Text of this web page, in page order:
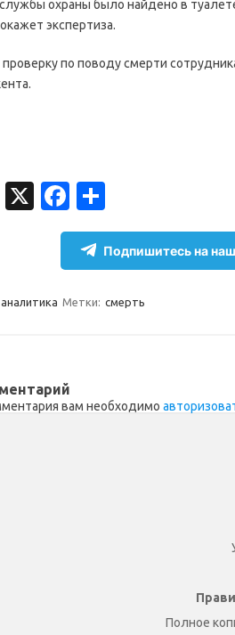
охраны было найдено в
экспертиза.
по поводу смерти
V
X
Fa
c
e
o
т
п
а
т
Подпишитесь на
Метки: смерть
вам необходимо
Полное